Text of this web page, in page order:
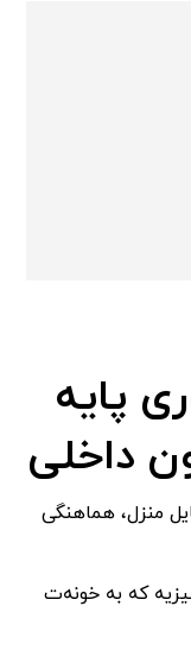
پایه
داخلی
منزل، هماهنگی
که به خونه‌ت